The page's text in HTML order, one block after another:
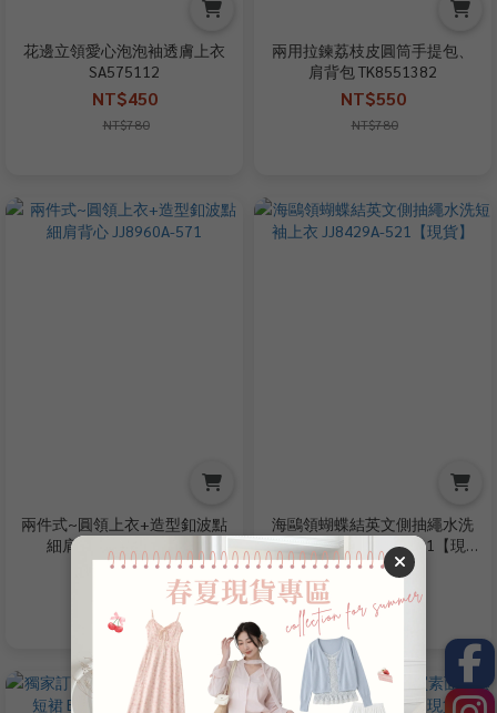
花邊立領愛心泡泡袖透膚上衣
SA575112
NT$450
NT$780
兩用拉鍊荔枝皮圓筒手提包、
肩背包 TK8551382
NT$550
NT$780
兩件式~圓領上衣+造型釦波點
細肩背心 JJ8960A-571
NT$399
海鷗領蝴蝶結英文側抽繩水洗
短袖上衣 JJ8429A-521【現
貨】
NT$299
NT$480